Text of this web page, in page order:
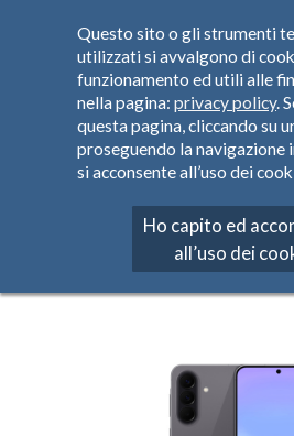
SAMSUNG Galaxy
Questo sito o gli strumenti
utilizzati si avvalgono di
funzionamento ed utili alle
nella pagina:privacy policy.
questa pagina, cliccando su
proseguendo la navigazione
si acconsente all’uso dei
Ho capito ed
all’uso dei